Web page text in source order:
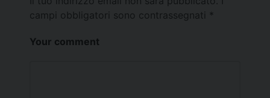
campi obbligatori sono contrassegnati *
Your comment